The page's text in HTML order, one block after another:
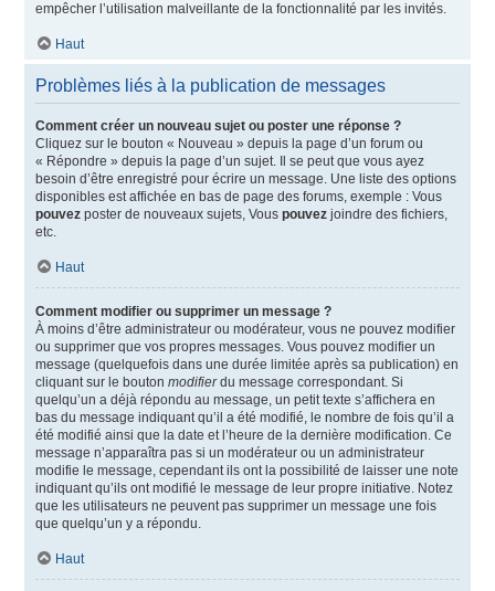
empêcher l’utilisation malveillante de la fonctionnalité par les invités.
Haut
Problèmes liés à la publication de messages
Comment créer un nouveau sujet ou poster une réponse ?
Cliquez sur le bouton « Nouveau » depuis la page d’un forum ou
« Répondre » depuis la page d’un sujet. Il se peut que vous ayez
besoin d’être enregistré pour écrire un message. Une liste des options
disponibles est affichée en bas de page des forums, exemple : Vous
pouvezposter de nouveaux sujets, Vous pouvezjoindre des fichiers,
etc.
Haut
Comment modifier ou supprimer un message ?
À moins d’être administrateur ou modérateur, vous ne pouvez modifier
ou supprimer que vos propres messages. Vous pouvez modifier un
message (quelquefois dans une durée limitée après sa publication) en
cliquant sur le bouton modifierdu message correspondant. Si
quelqu’un a déjà répondu au message, un petit texte s’affichera en
bas du message indiquant qu’il a été modifié, le nombre de fois qu’il a
été modifié ainsi que la date et l’heure de la dernière modification. Ce
message n’apparaîtra pas si un modérateur ou un administrateur
modifie le message, cependant ils ont la possibilité de laisser une note
indiquant qu’ils ont modifié le message de leur propre initiative. Notez
que les utilisateurs ne peuvent pas supprimer un message une fois
que quelqu’un y a répondu.
Haut